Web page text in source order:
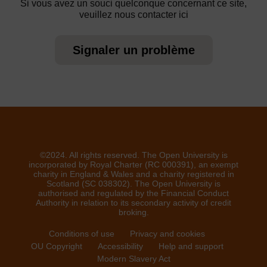
Si vous avez un souci quelconque concernant ce site,
veuillez nous contacter ici
Signaler un problème
©2024. All rights reserved. The Open University is
incorporated by Royal Charter (RC 000391), an exempt
charity in England & Wales and a charity registered in
Scotland (SC 038302). The Open University is
authorised and regulated by the Financial Conduct
Authority in relation to its secondary activity of credit
broking.
Conditions of use
Privacy and cookies
OU Copyright
Accessibility
Help and support
Modern Slavery Act